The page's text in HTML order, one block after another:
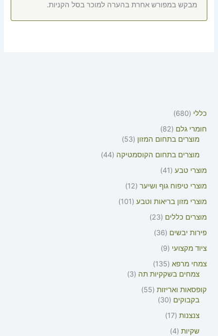
כללי
680
חומרי גלם
82
מוצרים בתחום המזון
53
מוצרים בתחום הקוסמטיקה 44
מוצרי טבע
41
מוצרי טיפוח גוף ושיער 12
מוצרי מזון בריאות וטבע
101
מוצרים כללים
23
פירות יבשים
36
ציוד מקצועי
9
צמחי מרפא 135
צמחים בשקקיות תה
3
קופסאות ואריזות 55
בקבוקים
30
צנצנות 17
שקיות 4
מבקש במפורש אחרת בהערה למוכר בסל הקניות.